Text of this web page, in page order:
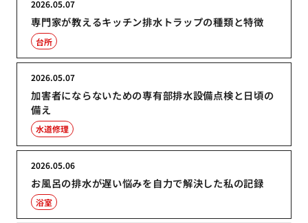
専門家が教えるキッチン排水トラップの種類と特徴
2026.05.07
台所
加害者にならないための専有部排水設備点検と日頃の
備え
2026.05.07
水道修理
お風呂の排水が遅い悩みを自力で解決した私の記録
2026.05.06
浴室